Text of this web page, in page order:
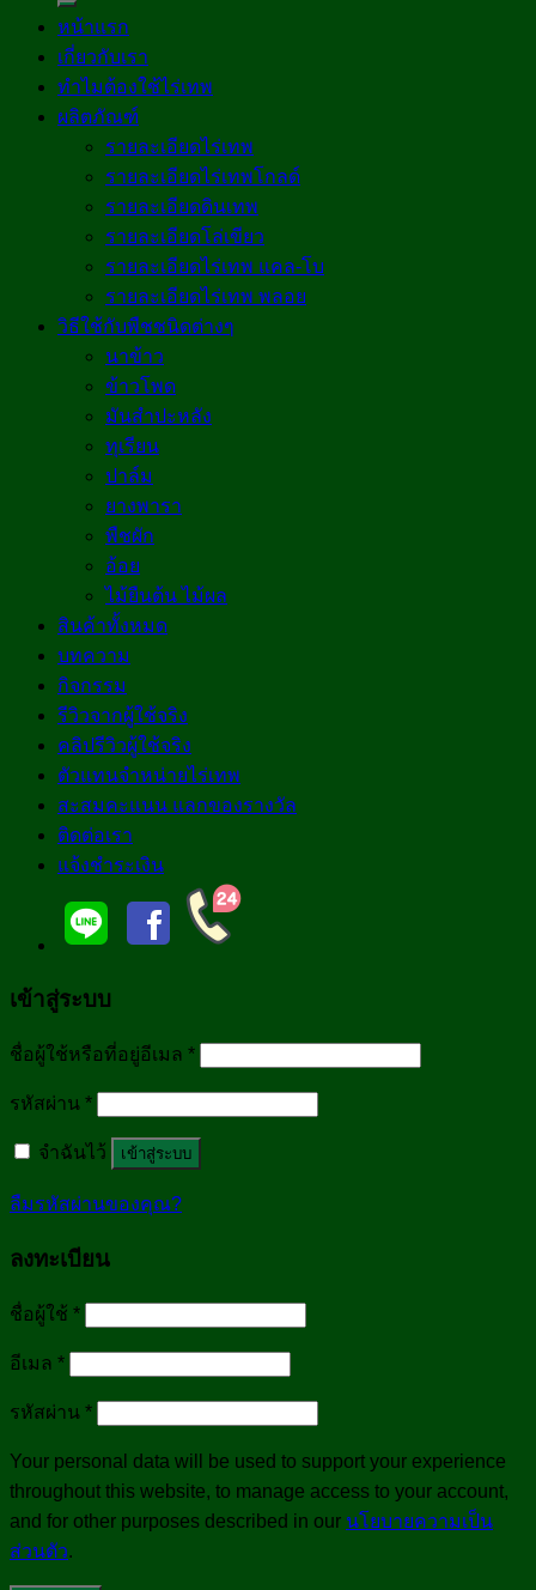
หน้าแรก
เกี่ยวกับเรา
ทำไมต้องใช้ไร่เทพ
ผลิตภัณฑ์
รายละเอียดไร่เทพ
รายละเอียดไร่เทพโกลด์
รายละเอียดดินเทพ
รายละเอียดโล่เขียว
รายละเอียดไร่เทพ แคล-โบ
รายละเอียดไร่เทพ พลอย
วิธีใช้กับพืชชนิดต่างๆ
นาข้าว
ข้าวโพด
มันสำปะหลัง
ทุเรียน
ปาล์ม
ยางพารา
พืชผัก
อ้อย
ไม้ยืนต้น ไม้ผล
สินค้าทั้งหมด
บทความ
กิจกรรม
รีวิวจากผู้ใช้จริง
คลิปรีวิวผู้ใช้จริง
ตัวแทนจำหน่ายไร่เทพ
สะสมคะแนน แลกของรางวัล
ติดต่อเรา
แจ้งชำระเงิน
เข้าสู่ระบบ
ชื่อผู้ใช้หรือที่อยู่อีเมล *
รหัสผ่าน *
จำฉันไว้ เข้าสู่ระบบ
ลืมรหัสผ่านของคุณ?
ลงทะเบียน
ชื่อผู้ใช้ *
อีเมล *
รหัสผ่าน *
Your personal data will be used to support your experience
throughout this website, to manage access to your account,
and for other purposes described in our นโยบายความเป็น
ส่วนตัว.